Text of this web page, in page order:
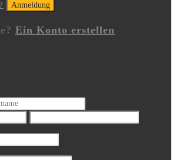
Ein Konto erstellen